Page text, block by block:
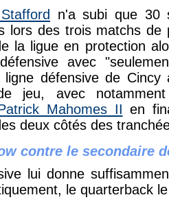
n'a subi que 30
lors des trois matchs de
la ligue en protection
avec
défensive de Cincy
jeu, avec
Mahomes II en
deux côtés des
contre le secondaire
lui donne
le quarterback